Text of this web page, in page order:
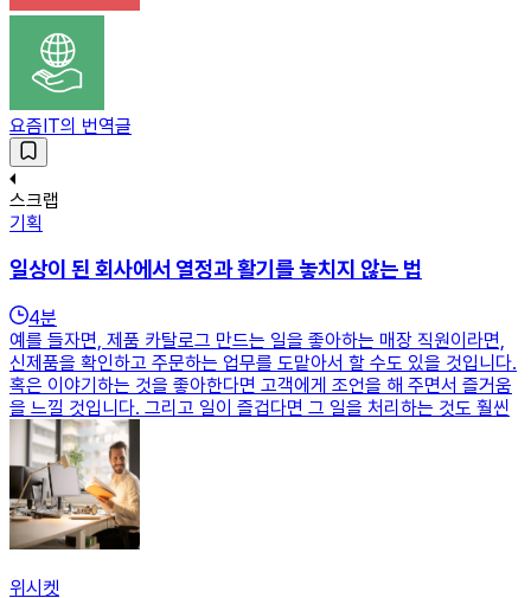
요즘IT의 번역글
스크랩
기획
일상이 된 회사에서 열정과 활기를 놓치지 않는 법
4분
예를 들자면, 제품 카탈로그 만드는 일을 좋아하는 매장 직원이라면,
신제품을 확인하고 주문하는 업무를 도맡아서 할 수도 있을 것입니다.
혹은 이야기하는 것을 좋아한다면 고객에게 조언을 해 주면서 즐거움
을 느낄 것입니다. 그리고 일이 즐겁다면 그 일을 처리하는 것도 훨씬
위시켓